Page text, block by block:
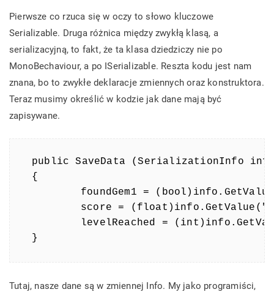
Pierwsze co rzuca się w oczy to słowo kluczowe
Serializable. Druga różnica między zwykłą klasą, a
serializacyjną, to fakt, że ta klasa dziedziczy nie po
MonoBechaviour, a po ISerializable. Reszta kodu jest nam
znana, bo to zwykłe deklaracje zmiennych oraz konstruktora.
Teraz musimy określić w kodzie jak dane mają być
zapisywane.
public SaveData (SerializationInfo
{
}
Tutaj, nasze dane są w zmiennej Info. My jako programiści,